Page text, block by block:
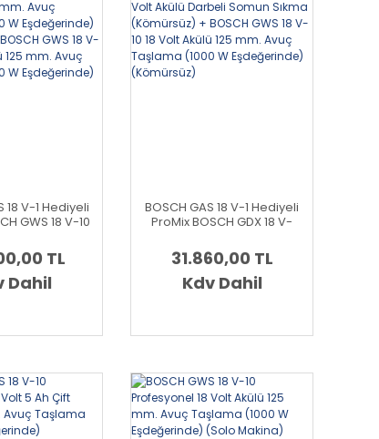
18 V-1 Hediyeli
GWS 18 V-10
(1000 W
(Kömürsüz)
18 V-10 18
mm. Avuç
TL
Dahil
BOSCH GAS 18 V-1 Hediyeli
ProMix BOSCH GDX 18 V-
Somun Sıkma (Kömürsüz)
+ BOSCH GWS 18 V-10 18
Volt Akülü 125 mm. Avuç
Taşlama (1000 W
31.860,00 TL
Kdv Dahil